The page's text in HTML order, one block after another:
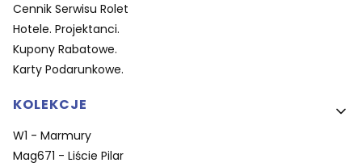
Cennik Serwisu Rolet
Hotele. Projektanci.
Kupony Rabatowe.
Karty Podarunkowe.
KOLEKCJE
W1 - Marmury
Mag671 - Liście Pilar